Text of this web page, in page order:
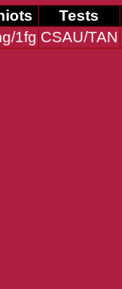
Tests
1fg CSAU/TAN